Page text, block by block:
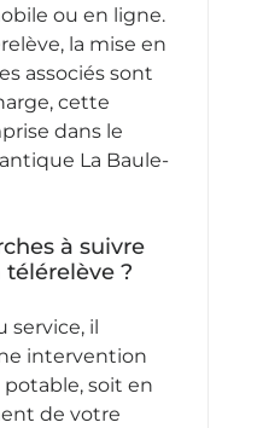
ou en ligne.
la mise en
associés sont
cette
dans le
La Baule-
à suivre
?
service, il
intervention
soit en
de votre